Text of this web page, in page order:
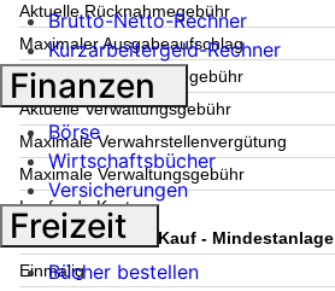
Aktuelle Rücknahmegebühr
Maximaler Ausgabeaufschlag
Maximale Rücknahmegebühr
Aktuelle Verwaltungsgebühr
Maximale Verwahrstellenvergütung
Maximale Verwaltungsgebühr
Laufende Kosten
Information zum Kauf - Mindestanlage
Einmalig
Brutto-Netto-Rechner
Kurzarbeitergeld-Rechner
Finanzen
Börse
Wirtschaftsbücher
Versicherungen
Freizeit
Bücher bestellen